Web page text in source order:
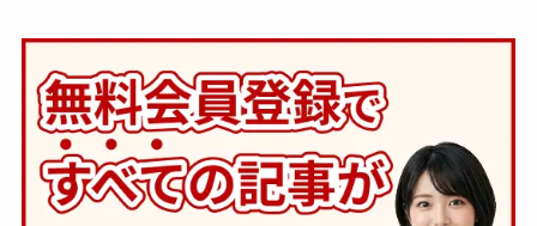
節約。」が親の相続につい
て400名を対象に意識調査
を実施～Sasuke Financial
Lab～ 一般公開